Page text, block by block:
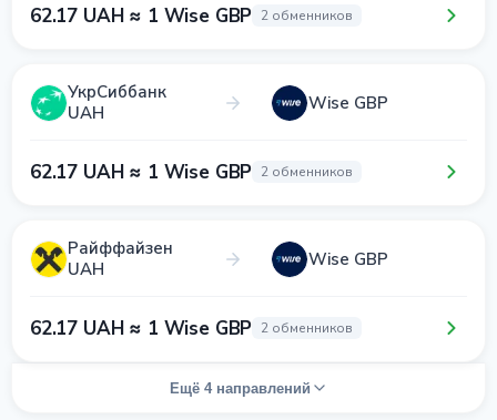
62.17 UAH ≈ 1 Wise GBP 2 обменников
УкрСиббанк
UAH
Wise GBP
62.17 UAH ≈ 1 Wise GBP 2 обменников
Райффайзен
UAH
Wise GBP
62.17 UAH ≈ 1 Wise GBP 2 обменников
Ещё 4 направлений